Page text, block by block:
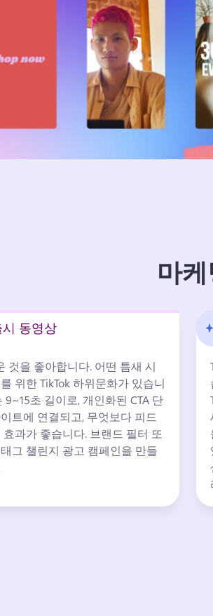
마
동영상
것을 좋아합니다. 어떤 틈새 시
위한 TikTok 하위문화가 있습니
9~15초 길이로, 개인화된 CTA 단
트에 연결되고, 무엇보다 피드
과가 좋습니다. 브랜드 필터 또
그 챌린지 광고 캠페인을 만들